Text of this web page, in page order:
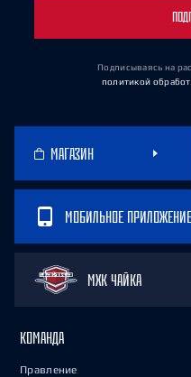
Подписываясь на
политикой
МАГАЗИН
МОБИЛЬНОЕ ПРИЛОЖЕНИЕ
МХК ЧАЙКА
КОМАНДА
Правление